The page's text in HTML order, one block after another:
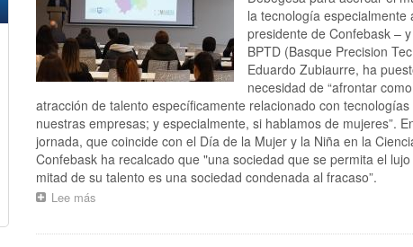
materia
de
conciliación
y
acuerdan
un
grupo
tractor
que
anime
a
más
la tecnología especialmente
presidente de Confebask –
BPTD (Basque Precision
Eduardo Zubiaurre, ha
necesidad de “afrontar
atracción de talento específicamente relacionado con
nuestras empresas; y especialmente, si hablamos de mujeres”.
jornada, que coincide con el Día de la Mujer y la Niña en la
Confebask ha recalcado que "una sociedad que se permita el
mitad de su talento es una sociedad condenada al fracaso”.
Lee mássobre
problema